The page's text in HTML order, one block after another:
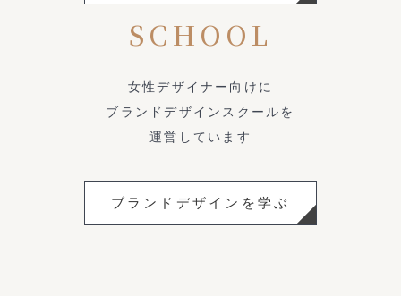
SCHOOL
女性デザイナー向けに
ブランドデザインスクールを
運営しています
ブランドデザインを学ぶ